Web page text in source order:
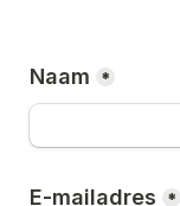
Naam *
E-mailadres *